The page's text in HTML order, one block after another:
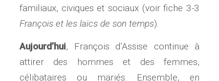
familiaux, civiques et sociaux (voir fiche 3-3
François et les laïcs de son temps).
Aujourd’hui, François d’Assise continue à
attirer des hommes et des femmes,
célibataires ou mariés. Ensemble, en